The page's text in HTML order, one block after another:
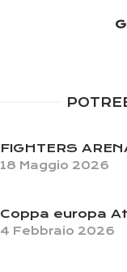
FIGHTERS
18 Maggio 2026
Coppa europa
4 Febbraio 2026